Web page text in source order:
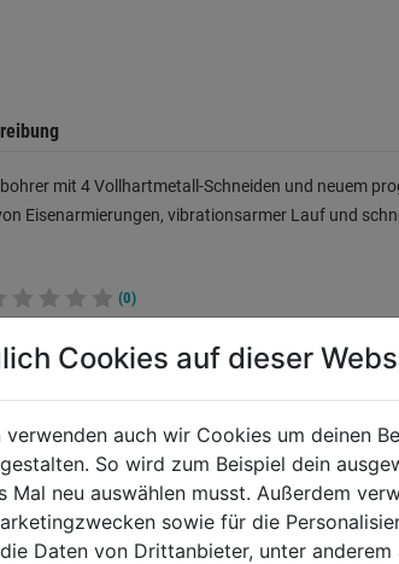
mit 4 Vollhartmetall-Schneiden und neuem
Eisenarmierungen, vibrationsarmer Lauf und
(0)
Cookies auf dieser
auch wir Cookies um deinen
So wird zum Beispiel dein
Mal neu auswählen musst. Außerdem
sowie für die
Daten von Drittanbieter, unter